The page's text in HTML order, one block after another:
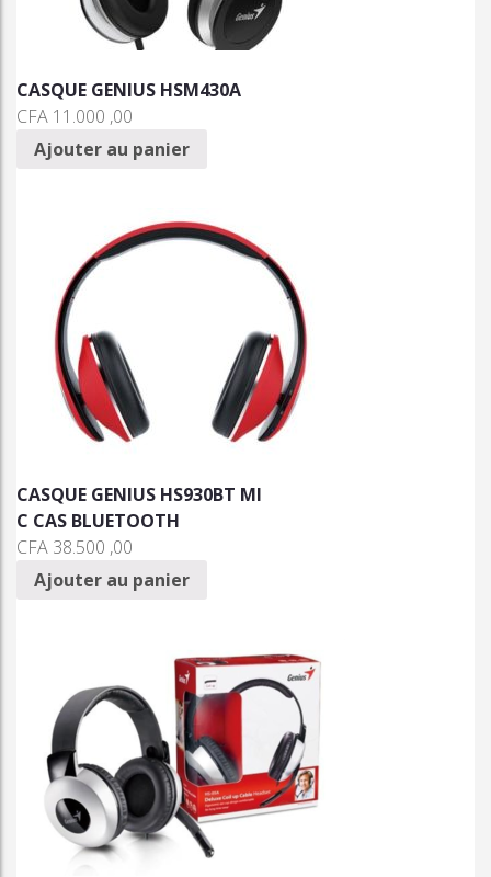
CASQUE GENIUS HSM430A
CFA 11.000 ,00
Ajouter au panier
CASQUE GENIUS HS930BT MI
C CAS BLUETOOTH
CFA 38.500 ,00
Ajouter au panier